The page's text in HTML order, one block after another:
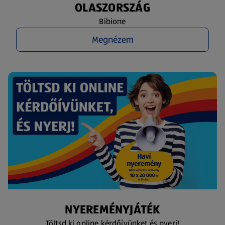
OLASZORSZÁG
Bibione
Megnézem
NYEREMÉNYJÁTÉK